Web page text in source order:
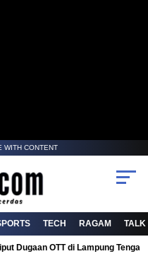
WITH CONTENT
TECH RAGAM TALK
Dugaan OTT di Lampung